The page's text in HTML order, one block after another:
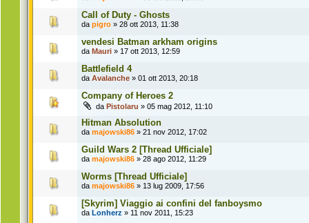
Call of Duty - Ghosts
da pigro » 28 ott 2013, 11:38
vendesi Batman arkham origins
da Mauri » 17 ott 2013, 12:59
Battlefield 4
da Avalanche » 01 ott 2013, 20:18
Company of Heroes 2
da Pistolaru » 05 mag 2012, 11:10
Hitman Absolution
da majowski86 » 21 nov 2012, 17:02
Guild Wars 2 [Thread Ufficiale]
da majowski86 » 28 ago 2012, 11:29
Worms [Thread Ufficiale]
da majowski86 » 13 lug 2009, 17:56
[Skyrim] Viaggio ai confini del fanboysmo
da Lonherz » 11 nov 2011, 15:23